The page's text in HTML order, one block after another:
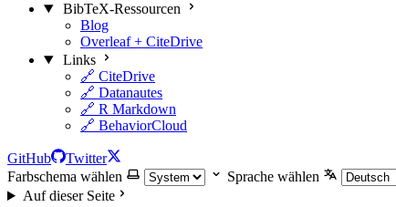
BibTeX-Ressourcen
Blog
Overleaf + CiteDrive
Links
🔗 CiteDrive
🔗 Datanautes
🔗 R Markdown
🔗 BehaviorCloud
GitHub
Twitter
Farbschema wählen
Sprache wählen
Auf dieser Seite